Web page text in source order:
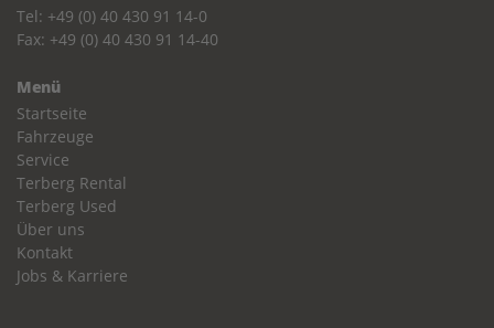
Tel: +49 (0) 40 430 91 14-0
Fax: +49 (0) 40 430 91 14-40
Menü
Startseite
Fahrzeuge
Service
Terberg Rental
Terberg Used
Über uns
Kontakt
Jobs & Karriere